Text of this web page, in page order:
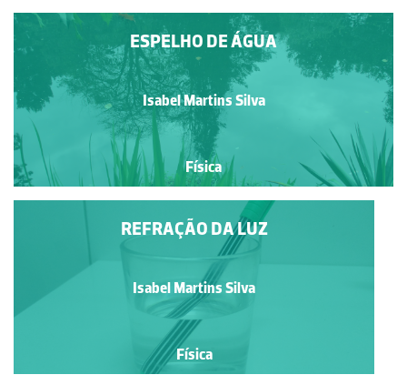
ESPELHO DE ÁGUA
Isabel Martins Silva
Física
REFRAÇÃO DA LUZ
Isabel Martins Silva
Física